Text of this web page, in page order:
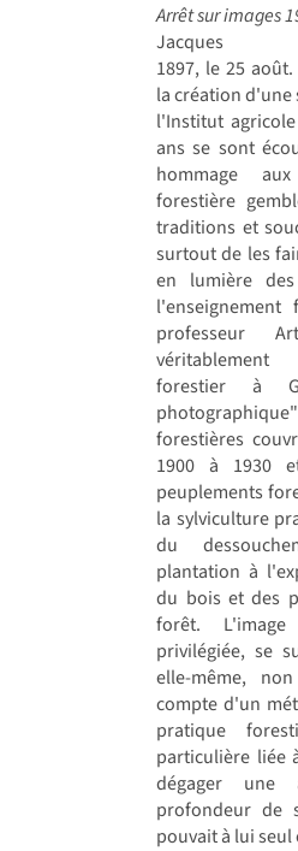
Arrêt sur images
Jacques
1897, le 25
la création d'une
l'Institut
ans se sont
hommage
forestière
traditions et
surtout de les
en lumière
professeur
forestier à
forestières
1900 à 1930
peuplements
la sylviculture
du
plantation à
du bois et des
forêt.
privilégiée, se
elle-même,
compte d'un
pratique
particulière liée
dégager une
profondeur de
pouvait à lui seul